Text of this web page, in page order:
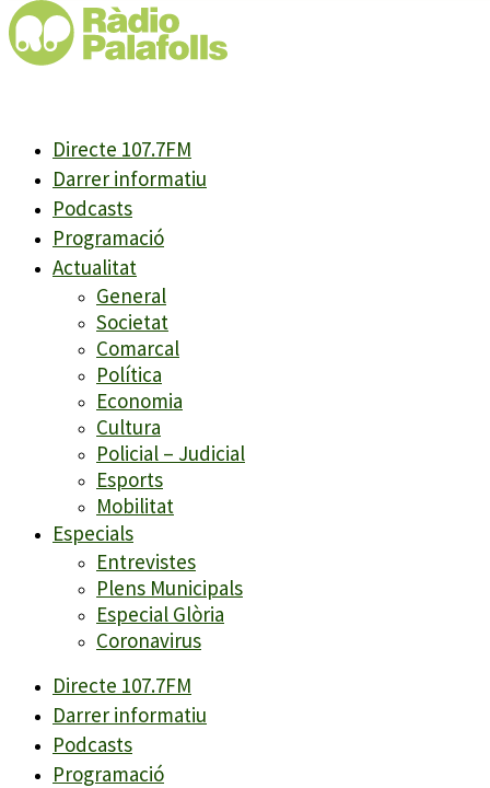
Directe 107.7FM
Darrer informatiu
Podcasts
Programació
Actualitat
General
Societat
Comarcal
Política
Economia
Cultura
Policial – Judicial
Esports
Mobilitat
Especials
Entrevistes
Plens Municipals
Especial Glòria
Coronavirus
Directe 107.7FM
Darrer informatiu
Podcasts
Programació